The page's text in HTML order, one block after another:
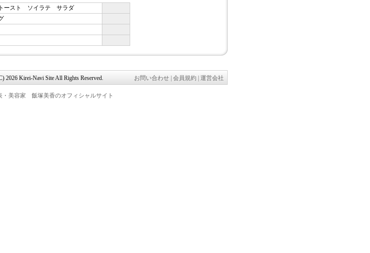
ースト ソイラテ サラダ
2026 Kirei-Navi Site All Rights Reserved. お問い合わせ 会員規約 運営会社
・美容家 飯塚美香のオフィシャルサイト